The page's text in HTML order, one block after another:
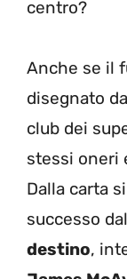
centro?
Anche se il
disegnato da
club dei
stessi oneri
Dalla carta
successo
destino,